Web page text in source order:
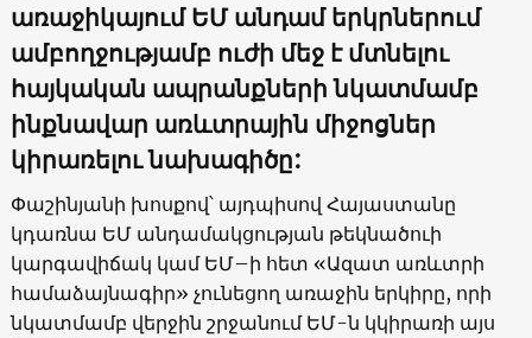
առաջիկայում ԵՄ անդամ երկրներում
ամբողջությամբ ուժի մեջ է մտնելու
հայկական ապրանքների նկատմամբ
ինքնավար առևտրային միջոցներ
կիրառելու նախագիծը:
Փաշինյանի խոսքով՝ այդպիսով Հայաստանը
կդառնա ԵՄ անդամակցության թեկնածուի
կարգավիճակ կամ ԵՄ–ի հետ «Ազատ առևտրի
համաձայնագիր» չունեցող առաջին երկիրը, որի
նկատմամբ վերջին շրջանում ԵՄ-ն կկիրառի այս